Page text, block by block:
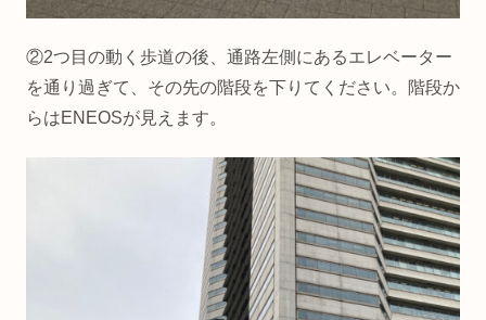
②2つ目の動く歩道の後、通路左側にあるエレベーター
を通り過ぎて、その先の階段を下りてください。階段か
らはENEOSが見えます。